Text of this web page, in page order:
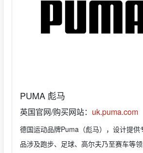
PUMA 彪马
英国官网/购买网站： uk.puma.com
德国运动品牌Puma（彪马），设计提供
品涉及跑步、足球、高尔夫乃至赛车等